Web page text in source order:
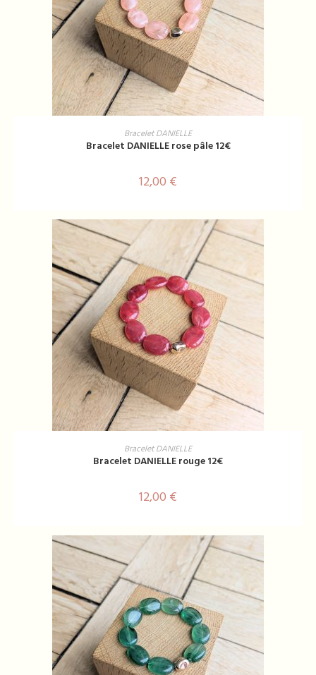
AJOUTER AU PANIER
Bracelet DANIELLE
Bracelet DANIELLE rose pâle 12€
12,00 €
AJOUTER AU PANIER
Bracelet DANIELLE
Bracelet DANIELLE rouge 12€
12,00 €